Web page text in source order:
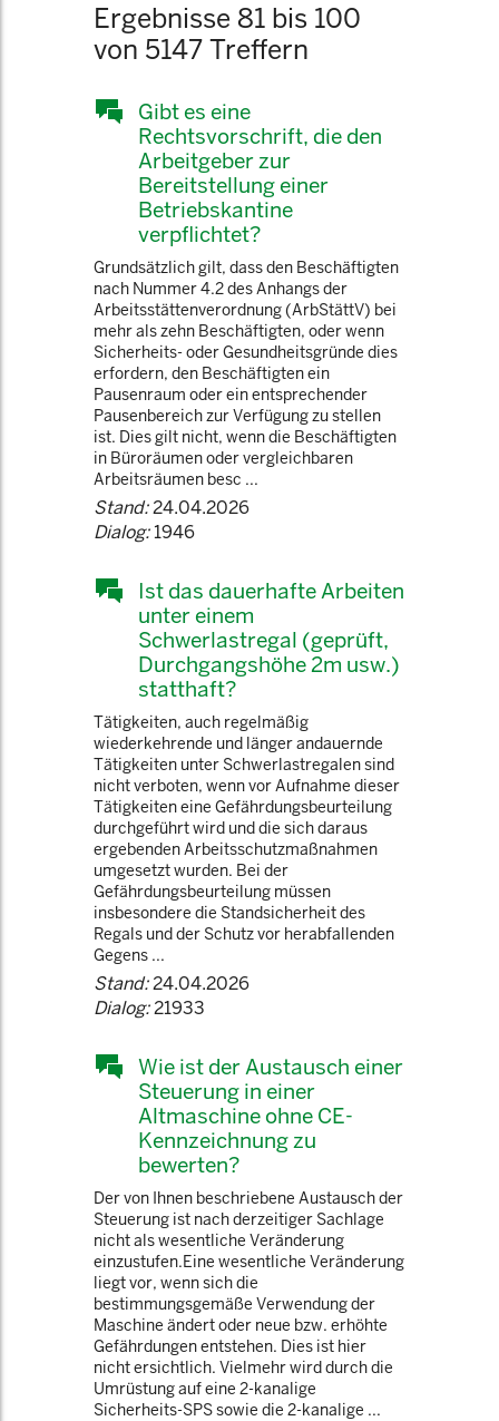
Ergebnisse 81 bis 100
von 5147 Treffern
Gibt es eine
Rechtsvorschrift, die den
Arbeitgeber zur
Bereitstellung einer
Betriebskantine
verpflichtet?
Grundsätzlich gilt, dass den Beschäftigten
nach Nummer 4.2 des Anhangs der
Arbeitsstättenverordnung (ArbStättV) bei
mehr als zehn Beschäftigten, oder wenn
Sicherheits- oder Gesundheitsgründe dies
erfordern, den Beschäftigten ein
Pausenraum oder ein entsprechender
Pausenbereich zur Verfügung zu stellen
ist. Dies gilt nicht, wenn die Beschäftigten
in Büroräumen oder vergleichbaren
Arbeitsräumen besc ...
Stand:24.04.2026
Dialog:1946
Ist das dauerhafte Arbeiten
unter einem
Schwerlastregal (geprüft,
Durchgangshöhe 2m usw.)
statthaft?
Tätigkeiten, auch regelmäßig
wiederkehrende und länger andauernde
Tätigkeiten unter Schwerlastregalen sind
nicht verboten, wenn vor Aufnahme dieser
Tätigkeiten eine Gefährdungsbeurteilung
durchgeführt wird und die sich daraus
ergebenden Arbeitsschutzmaßnahmen
umgesetzt wurden. Bei der
Gefährdungsbeurteilung müssen
insbesondere die Standsicherheit des
Regals und der Schutz vor herabfallenden
Gegens ...
Stand:24.04.2026
Dialog:21933
Wie ist der Austausch einer
Steuerung in einer
Altmaschine ohne CE-
Kennzeichnung zu
bewerten?
Der von Ihnen beschriebene Austausch der
Steuerung ist nach derzeitiger Sachlage
nicht als wesentliche Veränderung
einzustufen.Eine wesentliche Veränderung
liegt vor, wenn sich die
bestimmungsgemäße Verwendung der
Maschine ändert oder neue bzw. erhöhte
Gefährdungen entstehen. Dies ist hier
nicht ersichtlich. Vielmehr wird durch die
Umrüstung auf eine 2-kanalige
Sicherheits-SPS sowie die 2-kanalige ...